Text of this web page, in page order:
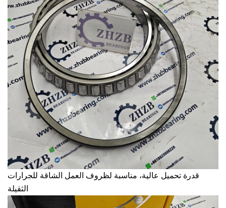
قدرة تحميل عالية، مناسبة لظروف العمل الشاقة للجرارات
الثقيلة